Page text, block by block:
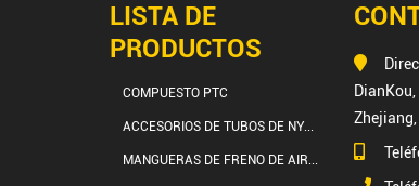
LISTA DE
PRODUCTOS
COMPUESTO PTC
ACCESORIOS DE TUBOS DE NY...
MANGUERAS DE FRENO DE AIR...